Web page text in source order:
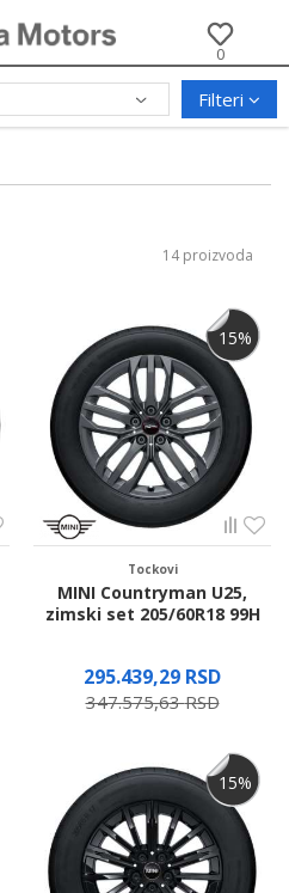
0
Filteri
14 proizvoda
15%
Tockovi
MINI Countryman U25,
zimski set 205/60R18 99H
295.439,29 RSD
347.575,63RSD
15%